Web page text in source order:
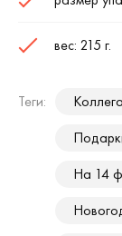
вес: 215 г.
Теги:
На 14